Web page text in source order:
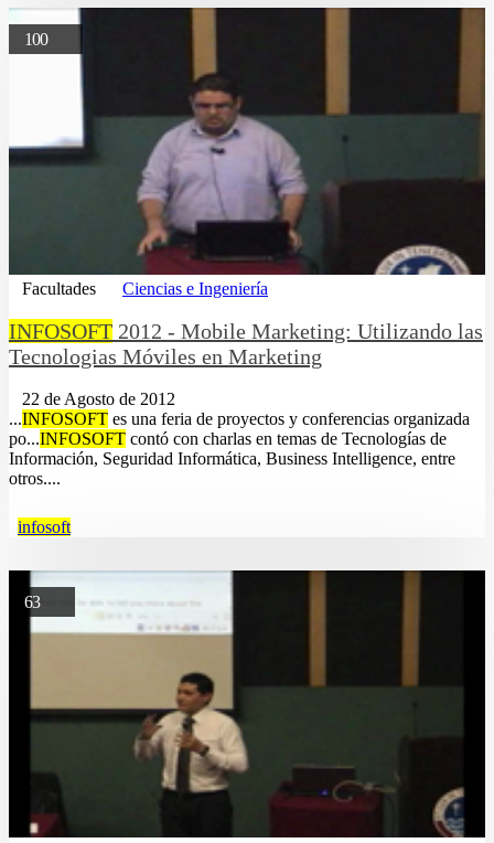
100
Facultades Ciencias e Ingeniería
INFOSOFT 2012 - Mobile Marketing: Utilizando las
Tecnologias Móviles en Marketing
22 de Agosto de 2012
...INFOSOFT es una feria de proyectos y conferencias organizada
po...INFOSOFT contó con charlas en temas de Tecnologías de
Información, Seguridad Informática, Business Intelligence, entre
otros....
infosoft
63